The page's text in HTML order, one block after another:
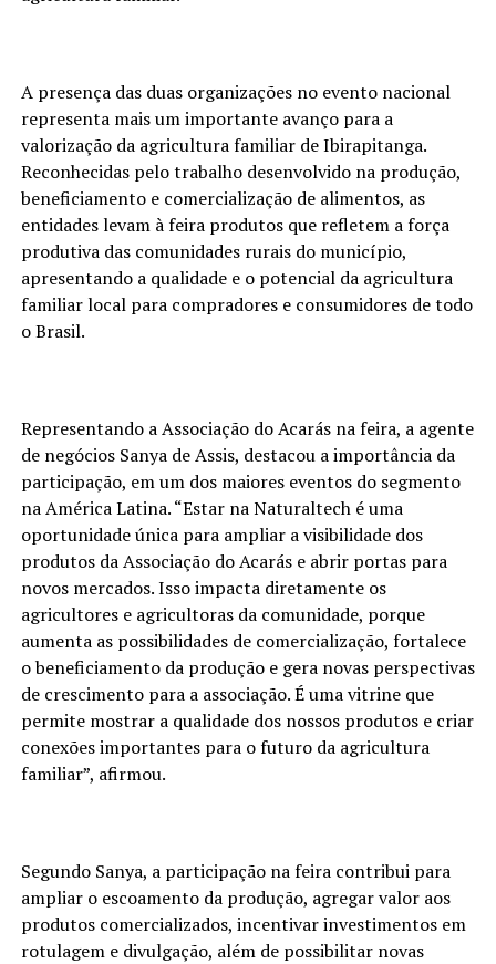
A presença das duas organizações no evento nacional
representa mais um importante avanço para a
valorização da agricultura familiar de Ibirapitanga.
Reconhecidas pelo trabalho desenvolvido na produção,
beneficiamento e comercialização de alimentos, as
entidades levam à feira produtos que refletem a força
produtiva das comunidades rurais do município,
apresentando a qualidade e o potencial da agricultura
familiar local para compradores e consumidores de todo
o Brasil.
Representando a Associação do Acarás na feira, a agente
de negócios Sanya de Assis, destacou a importância da
participação, em um dos maiores eventos do segmento
na América Latina. “Estar na Naturaltech é uma
oportunidade única para ampliar a visibilidade dos
produtos da Associação do Acarás e abrir portas para
novos mercados. Isso impacta diretamente os
agricultores e agricultoras da comunidade, porque
aumenta as possibilidades de comercialização, fortalece
o beneficiamento da produção e gera novas perspectivas
de crescimento para a associação. É uma vitrine que
permite mostrar a qualidade dos nossos produtos e criar
conexões importantes para o futuro da agricultura
familiar”, afirmou.
Segundo Sanya, a participação na feira contribui para
ampliar o escoamento da produção, agregar valor aos
produtos comercializados, incentivar investimentos em
rotulagem e divulgação, além de possibilitar novas